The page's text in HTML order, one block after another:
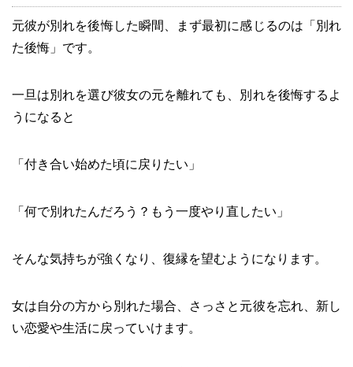
元彼が別れを後悔した瞬間、まず最初に感じるのは「別れ
た後悔」です。
一旦は別れを選び彼女の元を離れても、別れを後悔するよ
うになると
「付き合い始めた頃に戻りたい」
「何で別れたんだろう？もう一度やり直したい」
そんな気持ちが強くなり、復縁を望むようになります。
女は自分の方から別れた場合、さっさと元彼を忘れ、新し
い恋愛や生活に戻っていけます。